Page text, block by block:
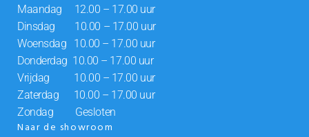
Maandag 12.00 – 17.00 uur
Dinsdag 10.00 – 17.00 uur
Woensdag 10.00 – 17.00 uur
Donderdag 10.00 – 17.00 uur
Vrijdag 10.00 – 17.00 uur
Zaterdag 10.00 – 17.00 uur
Zondag Gesloten
Naar de showroom